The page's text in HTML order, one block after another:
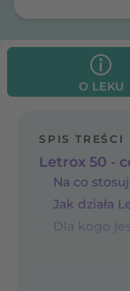
O LEKU
SPIS TREŚCI
Letrox 50 -
Na co
Jak działa
Dla kogo